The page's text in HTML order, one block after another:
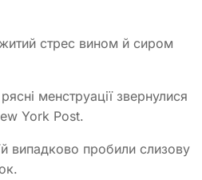
стрес вином й сиром
менструації звернулися
York Post.
випадково пробили слизову